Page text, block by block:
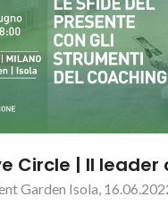
Circle | Il
Garden Isola,